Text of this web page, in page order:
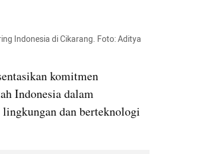
Indonesia di Cikarang. Foto: Aditya
komitmen
Indonesia dalam
dan berteknologi